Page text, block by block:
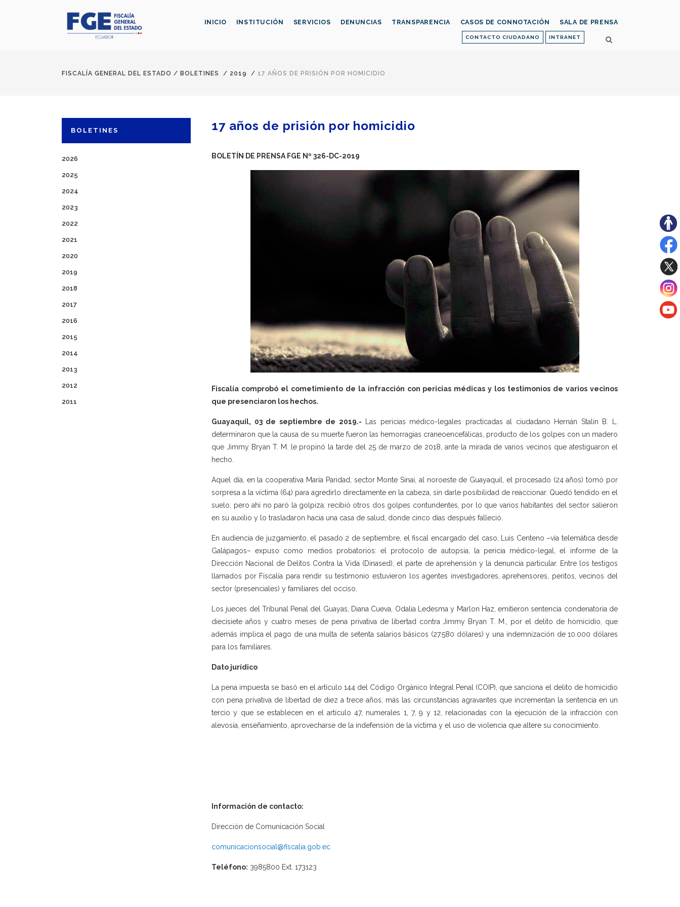
CONTACTO CIUDADANO INTRANET
INICIO INSTITUCIÓN SERVICIOS DENUNCIAS TRANSPARENCIA CASOS DE CONNOTACIÓN SALA DE PRENSA
FISCALÍA GENERAL DEL ESTADO / BOLETINES / 2019 / 17 AÑOS DE PRISIÓN POR HOMICIDIO
BOLETINES
2026
2025
2024
2023
2022
2021
2020
2019
2018
2017
2016
2015
2014
2013
2012
2011
17 años de prisión por homicidio
BOLETÍN DE PRENSA FGE Nº 326-DC-2019
Fiscalía comprobó el cometimiento de la infracción con pericias médicas y los testimonios de varios vecinos
que presenciaron los hechos.
Guayaquil, 03 de septiembre de 2019.- Las pericias médico-legales practicadas al ciudadano Hernán Stalin B. L.
determinaron que la causa de su muerte fueron las hemorragias craneoencefálicas, producto de los golpes con un madero
que Jimmy Bryan T. M. le propinó la tarde del 25 de marzo de 2018, ante la mirada de varios vecinos que atestiguaron el
hecho.
Aquel día, en la cooperativa María Paridad, sector Monte Sinaí, al noroeste de Guayaquil, el procesado (24 años) tomó por
sorpresa a la víctima (64) para agredirlo directamente en la cabeza, sin darle posibilidad de reaccionar. Quedó tendido en el
suelo, pero ahí no paró la golpiza: recibió otros dos golpes contundentes, por lo que varios habitantes del sector salieron
en su auxilio y lo trasladaron hacia una casa de salud, donde cinco días después falleció.
En audiencia de juzgamiento, el pasado 2 de septiembre, el fiscal encargado del caso, Luis Centeno –vía telemática desde
Galápagos– expuso como medios probatorios: el protocolo de autopsia, la pericia médico-legal, el informe de la
Dirección Nacional de Delitos Contra la Vida (Dinased), el parte de aprehensión y la denuncia particular. Entre los testigos
llamados por Fiscalía para rendir su testimonio estuvieron los agentes investigadores, aprehensores, peritos, vecinos del
sector (presenciales) y familiares del occiso.
Los jueces del Tribunal Penal del Guayas, Diana Cueva, Odalia Ledesma y Marlon Haz, emitieron sentencia condenatoria de
diecisiete años y cuatro meses de pena privativa de libertad contra Jimmy Bryan T. M., por el delito de homicidio, que
además implica el pago de una multa de setenta salarios básicos (27.580 dólares) y una indemnización de 10.000 dólares
para los familiares.
Dato jurídico
La pena impuesta se basó en el artículo 144 del Código Orgánico Integral Penal (COIP), que sanciona el delito de homicidio
con pena privativa de libertad de diez a trece años, más las circunstancias agravantes que incrementan la sentencia en un
tercio y que se establecen en el artículo 47, numerales 1, 7, 9 y 12, relacionadas con la ejecución de la infracción con
alevosía, enseñamiento, aprovecharse de la indefensión de la víctima y el uso de violencia que altere su conocimiento.
Información de contacto:
Dirección de Comunicación Social
comunicacionsocial@fiscalia.gob.ec
Teléfono: 3985800 Ext. 173123